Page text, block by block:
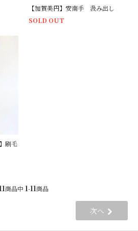
【加賀美円】安南手 汲み出し
SOLD OUT
刷毛
商品中 1-11商品
次へ